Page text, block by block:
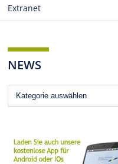
Extranet
NEWS
News